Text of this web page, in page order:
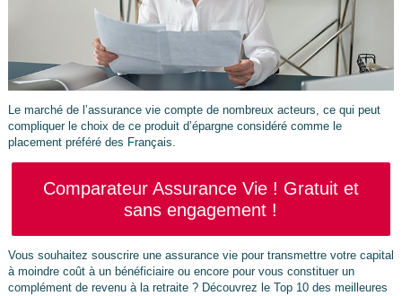
Le marché de l’assurance vie compte de nombreux acteurs, ce qui peut
compliquer le choix de ce produit d’épargne considéré comme le
placement préféré des Français.
Comparateur Assurance Vie ! Gratuit et
sans engagement !
Vous souhaitez souscrire une assurance vie pour transmettre votre capital
à moindre coût à un bénéficiaire ou encore pour vous constituer un
complément de revenu à la retraite ? Découvrez le Top 10 des meilleures